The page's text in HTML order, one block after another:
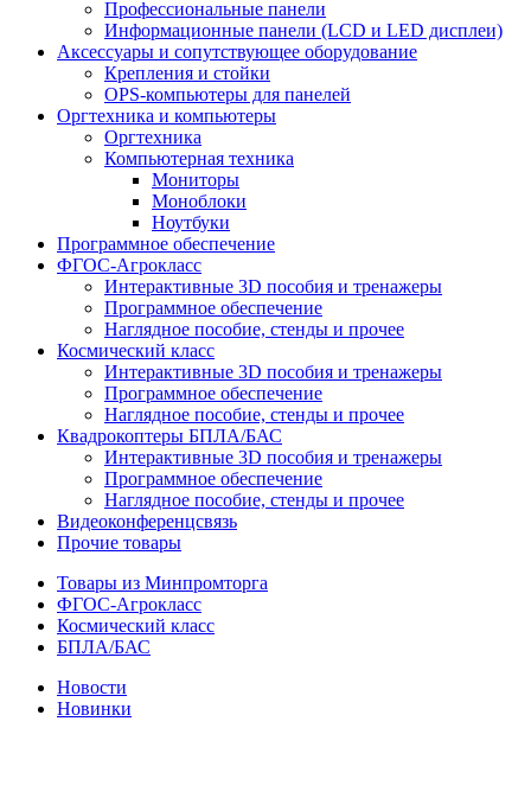
Профессиональные панели
Информационные панели (LCD и LED дисплеи)
Аксессуары и сопутствующее оборудование
Крепления и стойки
OPS-компьютеры для панелей
Оргтехника и компьютеры
Оргтехника
Компьютерная техника
Мониторы
Моноблоки
Ноутбуки
Программное обеспечение
ФГОС-Агрокласс
Интерактивные 3D пособия и тренажеры
Программное обеспечение
Наглядное пособие, стенды и прочее
Космический класс
Интерактивные 3D пособия и тренажеры
Программное обеспечение
Наглядное пособие, стенды и прочее
Квадрокоптеры БПЛА/БАС
Интерактивные 3D пособия и тренажеры
Программное обеспечение
Наглядное пособие, стенды и прочее
Видеоконференцсвязь
Прочие товары
Товары из Минпромторга
ФГОС-Агрокласс
Космический класс
БПЛА/БАС
Новости
Новинки